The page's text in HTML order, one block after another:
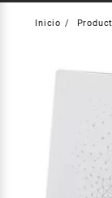
Inicio